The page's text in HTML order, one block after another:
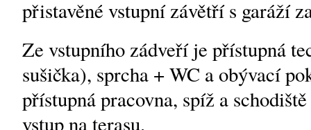
přistavěné vstupní závětří s garáží
Ze vstupního zádveří je přístupná
sušička), sprcha + WC a obývací
přístupná pracovna, spíž a
vstup na terasu.